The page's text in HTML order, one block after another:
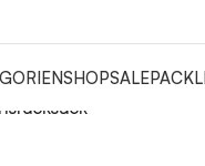
SHOPSALE